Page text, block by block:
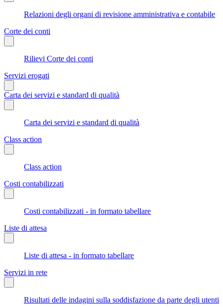
Relazioni degli organi di revisione amministrativa e contabile
Corte dei conti
Rilievi Corte dei conti
Servizi erogati
Carta dei servizi e standard di qualità
Carta dei servizi e standard di qualità
Class action
Class action
Costi contabilizzati
Costi contabilizzati - in formato tabellare
Liste di attesa
Liste di attesa - in formato tabellare
Servizi in rete
Risultati delle indagini sulla soddisfazione da parte degli utenti